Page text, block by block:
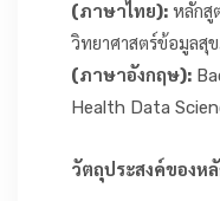
(ภาษาไทย): หลักสู
วิทยาศาสตร์ข้อมูลสุ
(ภาษาอังกฤษ):
Health Data
วัตถุประสงค์ของห